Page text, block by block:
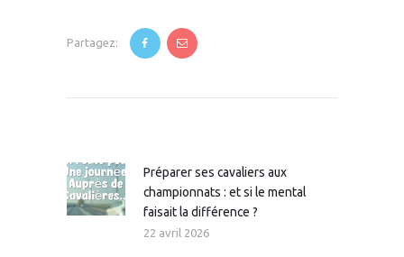
Partagez:
l’article
Article
précédent
:
Préparer ses cavaliers aux
championnats : et si le mental
faisait la différence ?
22 avril 2026